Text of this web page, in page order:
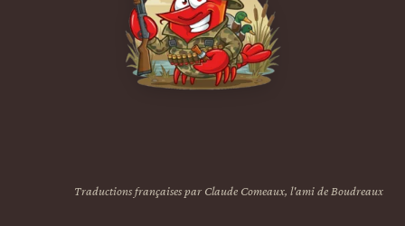
Traductions françaises par Claude Comeaux, l'ami de Boudreaux